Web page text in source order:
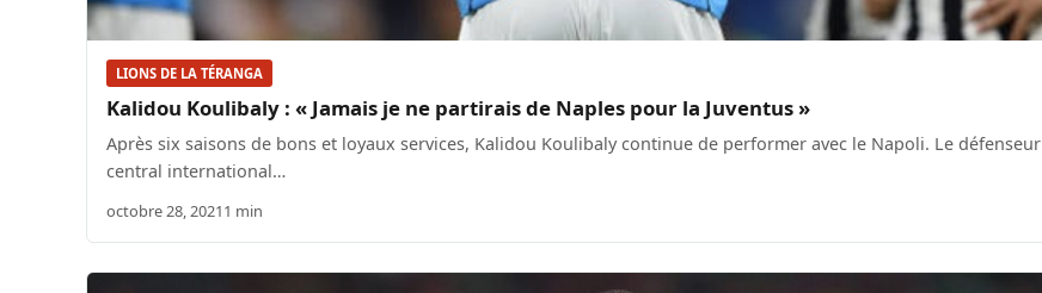
LIONS DE LA TÉRANGA
Kalidou Koulibaly : « Jamais je ne partirais de Naples pour la Juventus »
Après six saisons de bons et loyaux services, Kalidou Koulibaly continue de performer avec le Napoli. Le défenseur
central international…
octobre 28, 20211 min